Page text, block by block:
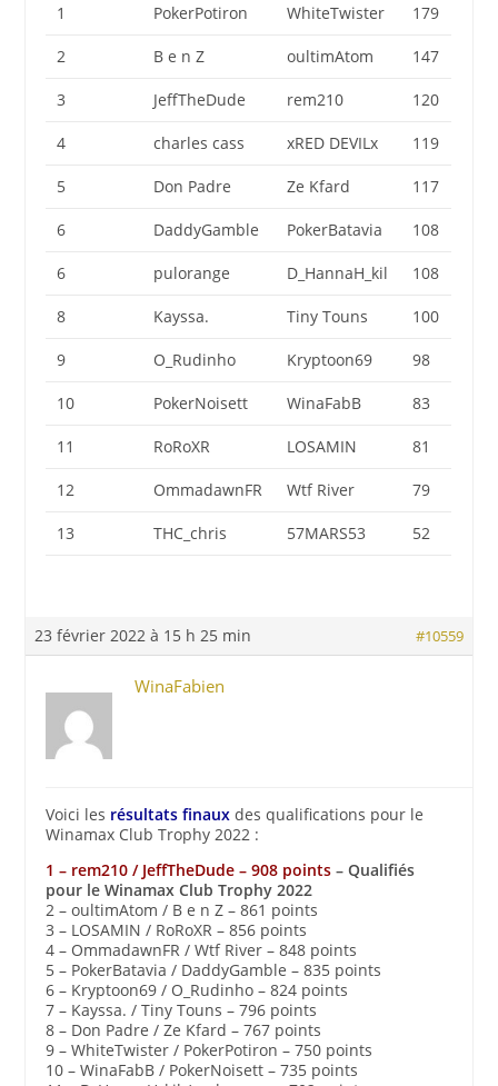
1 PokerPotiron WhiteTwister 179
2 B e n Z oultimAtom 147
3 JeffTheDude rem210 120
4 charles cass xRED DEVILx 119
5 Don Padre Ze Kfard 117
6 DaddyGamble PokerBatavia 108
6 pulorange D_HannaH_kil 108
8 Kayssa. Tiny Touns 100
9 O_Rudinho Kryptoon69 98
10 PokerNoisett WinaFabB 83
11 RoRoXR LOSAMIN 81
12 OmmadawnFR Wtf River 79
13 THC_chris 57MARS53 52
23 février 2022 à 15 h 25 min #10559
WinaFabien
Voici les résultats finaux des qualifications pour le
Winamax Club Trophy 2022 :
1 – rem210 / JeffTheDude – 908 points – Qualifiés
pour le Winamax Club Trophy 2022
2 – oultimAtom / B e n Z – 861 points
3 – LOSAMIN / RoRoXR – 856 points
4 – OmmadawnFR / Wtf River – 848 points
5 – PokerBatavia / DaddyGamble – 835 points
6 – Kryptoon69 / O_Rudinho – 824 points
7 – Kayssa. / Tiny Touns – 796 points
8 – Don Padre / Ze Kfard – 767 points
9 – WhiteTwister / PokerPotiron – 750 points
10 – WinaFabB / PokerNoisett – 735 points